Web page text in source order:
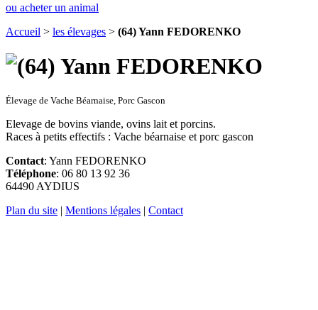
ou acheter un animal
Accueil > les élevages > (64) Yann FEDORENKO
Élevage de Vache Béarnaise, Porc Gascon
Elevage de bovins viande, ovins lait et porcins.
Races à petits effectifs : Vache béarnaise et porc gascon
Contact: Yann FEDORENKO
Téléphone: 06 80 13 92 36
64490 AYDIUS
Plan du site | Mentions légales | Contact